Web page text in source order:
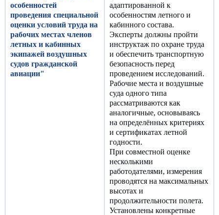
особенностей
проведения специальной
оценки условий труда на
рабочих местах членов
летных и кабинных
экипажей воздушных
судов гражданской
авиации"
адаптированной к
особенностям летного и
кабинного состава.
Эксперты должны пройти
инструктаж по охране труда
и обеспечить транспортную
безопасность перед
проведением исследований.
Рабочие места и воздушные
суда одного типа
рассматриваются как
аналогичные, основываясь
на определённых критериях
и сертификатах летной
годности.
При совместной оценке
несколькими
работодателями, измерения
проводятся на максимальных
высотах и
продолжительности полета.
Установлены конкретные